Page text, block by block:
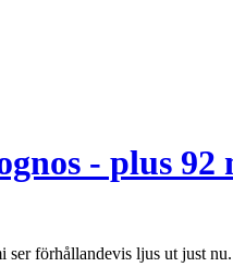
- plus
ser förhållandevis ljus ut just